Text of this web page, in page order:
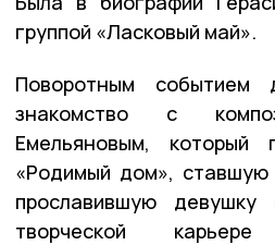
группой «Ласковый май».
Поворотным событием
знакомство с
Емельяновым,
«Родимый дом»,
прославившую
творческой карьере